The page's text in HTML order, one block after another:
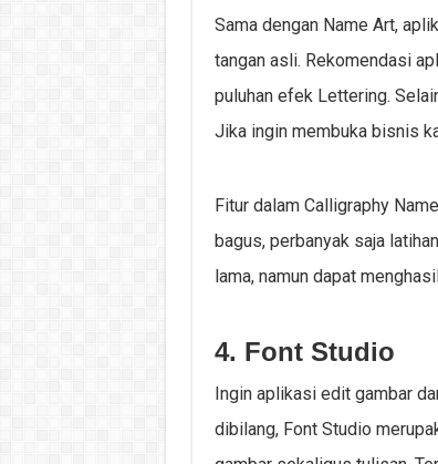
Sama dengan Name Art,
tangan asli. Rekomendasi
puluhan efek Lettering.
Jika ingin membuka bisnis
Fitur dalam Calligraphy
bagus, perbanyak saja
lama, namun dapat
4. Font Studio
Ingin aplikasi edit gambar
dibilang, Font Studio